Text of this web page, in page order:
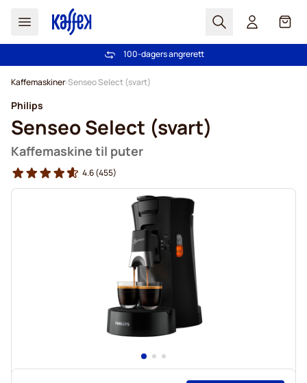
Søk Cart
Gratis frakt over kr 599
100-dagers angrerett
Kaffemaskiner Senseo Select (svart)
Philips
Senseo Select (svart)
Kaffemaskine til puter
4.6(455)